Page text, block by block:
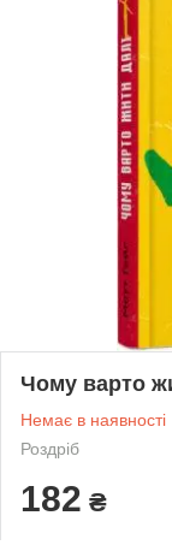
Чому варто
Немає в наявності
Роздріб
182 ₴